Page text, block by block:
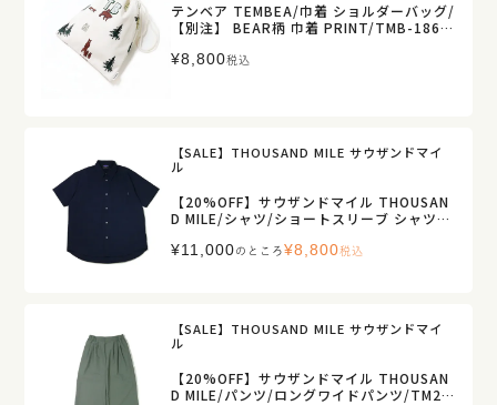
テンベア TEMBEA/巾着 ショルダーバッグ/
【別注】 BEAR柄 巾着 PRINT/TMB-1863
¥8,800税込
【SALE】THOUSAND MILE サウザンドマイ
ル
【20%OFF】サウザンドマイル THOUSAN
D MILE/シャツ/ショートスリーブ シャツ
規取扱】
¥11,000 のところ¥8,800税込
【SALE】THOUSAND MILE サウザンドマイ
ル
【20%OFF】サウザンドマイル THOUSAN
D MILE/パンツ/ロングワイドパンツ/TM26